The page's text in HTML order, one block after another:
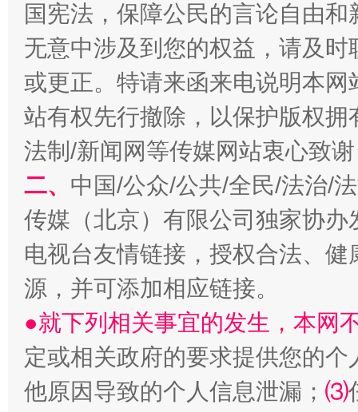
受贿1.44亿！段成刚被判无期 从幼
国宪法，保障公民的言论自由
无意中涉及到您的权益，请及
或更正。特请来函来电说明本
站有权先行撤除，以保护版权
法制/新闻网等传媒网站衷心致
二、 中国/公众/公共/全民/法治/
传媒（北京）有限公司独家协
电视台友情链接，授权合法、
源，并可添加相应链接。
●就下列相关事宜的发生，本网
定或相关政府的要求提供您的个
他原因导致的个人信息泄漏； ⑶